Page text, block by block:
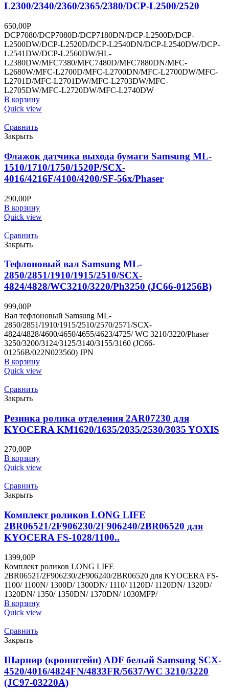
L2300/2340/2360/2365/2380/DCP-L2500/2520
650,00Р
DCP7080/DCP7080D/DCP7180DN/DCP-L2500D/DCP-
L2500DW/DCP-L2520D/DCP-L2540DN/DCP-L2540DW/DCP-
L2541DW/DCP-L2560DW/HL-
L2380DW/MFC7380/MFC7480D/MFC7880DN/MFC-
L2680W/MFC-L2700D/MFC-L2700DN/MFC-L2700DW/MFC-
L2701D/MFC-L2701DW/MFC-L2703DW/MFC-
L2705DW/MFC-L2720DW/MFC-L2740DW
В корзину
Quick view
Сравнить
Закрыть
Флажок датчика выхода бумаги Samsung ML-
1510/1710/1750/1520P/SCX-
4016/4216F/4100/4200/SF-56х/Phaser
290,00Р
В корзину
Quick view
Сравнить
Закрыть
Тефлоновый вал Samsung ML-
2850/2851/1910/1915/2510/SCX-
4824/4828/WC3210/3220/Ph3250 (JC66-01256B)
999,00Р
Вал тефлоновый Samsung ML-
2850/2851/1910/1915/2510/2570/2571/SCX-
4824/4828/4600/4650/4655/4623/4725/ WC 3210/3220/Phaser
3250/3200/3124/3125/3140/3155/3160 (JC66-
01256B/022N023560) JPN
В корзину
Quick view
Сравнить
Закрыть
Резинка ролика отделения 2AR07230 для
KYOCERA KM1620/1635/2035/2530/3035 YOXIS
270,00Р
В корзину
Quick view
Сравнить
Закрыть
Комплект роликов LONG LIFE
2BR06521/2F906230/2F906240/2BR06520 для
KYOCERA FS-1028/1100..
1399,00Р
Комплект роликов LONG LIFE
2BR06521/2F906230/2F906240/2BR06520 для KYOCERA FS-
1100/ 1100N/ 1300D/ 1300DN/ 1110/ 1120D/ 1120DN/ 1320D/
1320DN/ 1350/ 1350DN/ 1370DN/ 1030MFP/
В корзину
Quick view
Сравнить
Закрыть
Шарнир (кронштейн) ADF белый Samsung SCX-
4520/4016/4824FN/4833FR/5637/WC 3210/3220
(JC97-03220A)